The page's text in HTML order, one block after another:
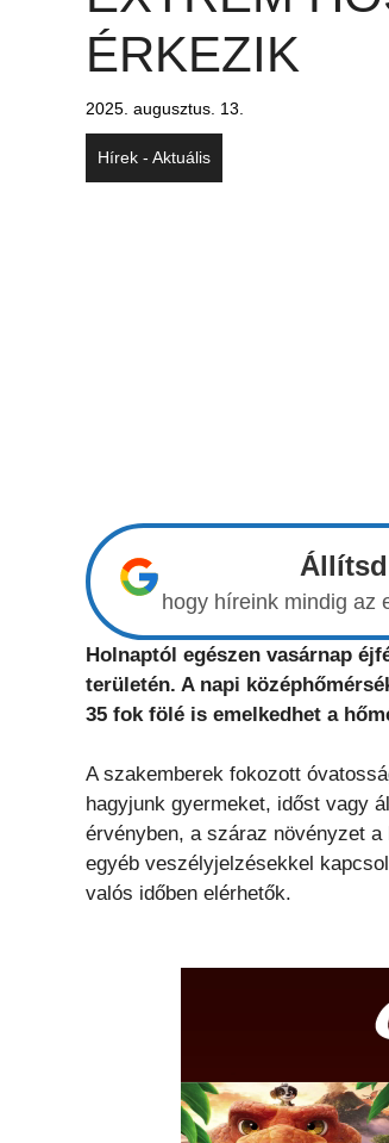
ÉRKEZIK
2025. augusztus. 13.
Hírek - Aktuális
hogy híreink mindig az
Holnaptól egészen vasárnap
területén. A napi
35 fok fölé is emelkedhet a
A szakemberek fokozott
hagyjunk gyermeket, időst vagy
érvényben, a száraz növényzet
egyéb veszélyjelzésekkel
valós időben elérhetők.